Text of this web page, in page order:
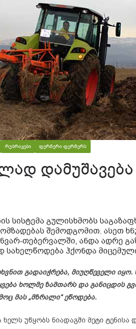
ᲠᲣᲑᲠᲘᲙᲔᲑᲘ ᲤᲔᲠᲛᲔᲠᲘ ᲤᲔᲠᲛᲔᲠᲡ
დამუშავება
სისტემა გულისხმობს
შემოდგომით. ასეთ
თებერვალში, ანდა ადრე
ჰქონდა
გადაიჭრება, მიუღწეველი იყო.
ხოლმე ზამთარს და განიცდის
მას „მზრალი“ ეწოდება.
უწყობს ნიადაგში მეტი ტენისა